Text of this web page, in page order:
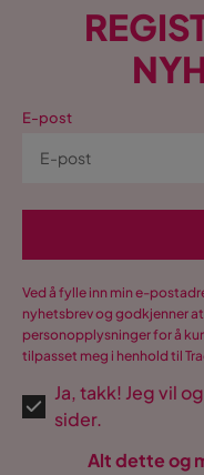
E-post
Ved å fylle inn min e-
nyhetsbrev og godkjenner
personopplysninger for å
tilpasset meg i henhold til
Ja, takk! Jeg vil
sider.
Alt dette og